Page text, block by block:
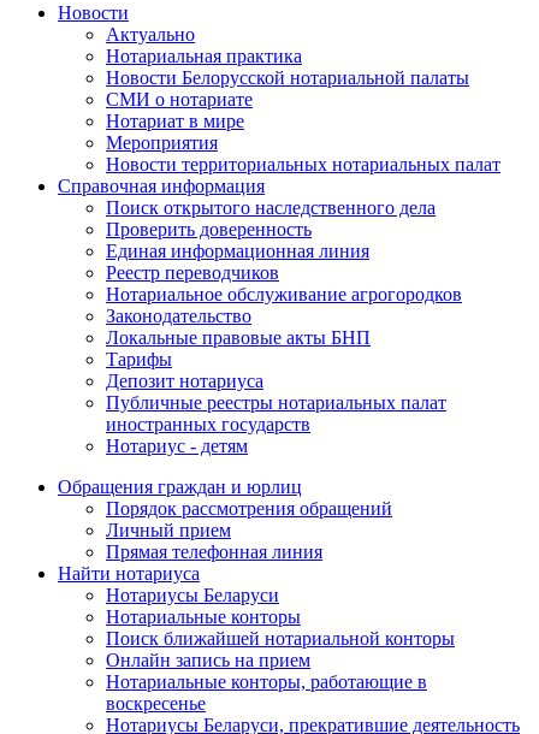
Новости
Актуально
Нотариальная практика
Новости Белорусской нотариальной палаты
СМИ о нотариате
Нотариат в мире
Мероприятия
Новости территориальных нотариальных палат
Справочная информация
Поиск открытого наследственного дела
Проверить доверенность
Единая информационная линия
Реестр переводчиков
Нотариальное обслуживание агрогородков
Законодательство
Локальные правовые акты БНП
Тарифы
Депозит нотариуса
Публичные реестры нотариальных палат
иностранных государств
Нотариус - детям
Обращения граждан и юрлиц
Порядок рассмотрения обращений
Личный прием
Прямая телефонная линия
Найти нотариуса
Нотариусы Беларуси
Нотариальные конторы
Поиск ближайшей нотариальной конторы
Онлайн запись на прием
Нотариальные конторы, работающие в
воскресенье
Нотариусы Беларуси, прекратившие деятельность